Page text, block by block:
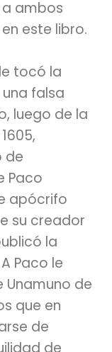
ambos
este libro.
tocó la
falsa
luego de la
de
Paco
apócrifo
su creador
la
Paco le
de
que en
de